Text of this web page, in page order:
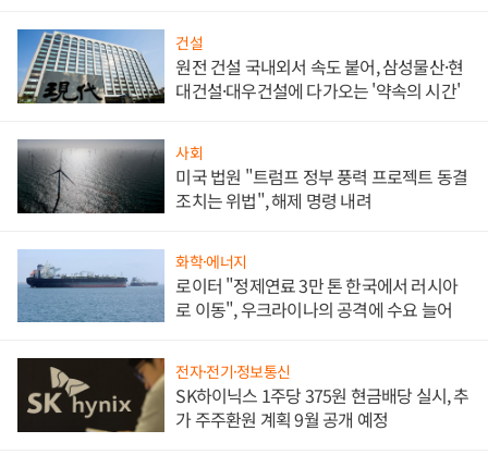
건설
원전 건설 국내외서 속도 붙어, 삼성물산·현
대건설·대우건설에 다가오는 '약속의 시간'
사회
미국 법원 "트럼프 정부 풍력 프로젝트 동결
조치는 위법", 해제 명령 내려
화학·에너지
로이터 "정제연료 3만 톤 한국에서 러시아
로 이동", 우크라이나의 공격에 수요 늘어
전자·전기·정보통신
SK하이닉스 1주당 375원 현금배당 실시, 추
가 주주환원 계획 9월 공개 예정